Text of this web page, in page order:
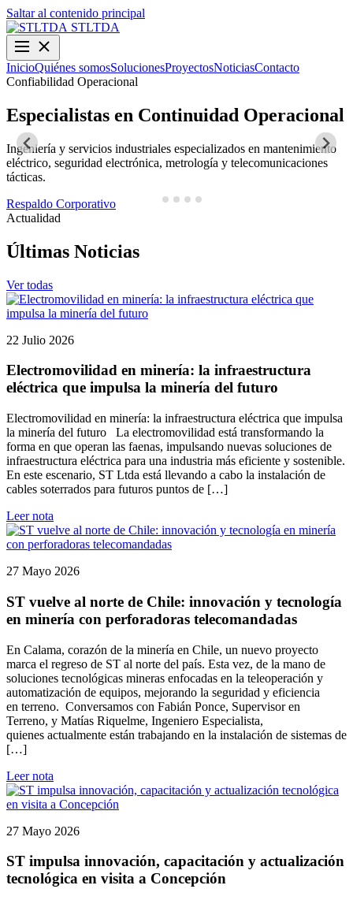
Saltar al contenido principal
STLTDA
InicioQuiénes somosSolucionesProyectosNoticiasContacto
Confiabilidad Operacional
Especialistas en Continuidad Operacional
Ingeniería y servicios industriales especializados en mantenimiento
eléctrico, seguridad electrónica, metrología y telecomunicaciones
tácticas.
Respaldo Corporativo
Actualidad
Últimas Noticias
Ver todas
22 Julio 2026
Electromovilidad en minería: la infraestructura
eléctrica que impulsa la minería del futuro
Electromovilidad en minería: la infraestructura eléctrica que impulsa
la minería del futuro La electromovilidad está transformando la
forma en que operan las faenas, impulsando nuevas soluciones de
infraestructura eléctrica para una industria más eficiente y sostenible.
En este escenario, ST Ltda está llevando a cabo la instalación de
cables soterrados para futuros puntos de […]
Leer nota
27 Mayo 2026
ST vuelve al norte de Chile: innovación y tecnología
en minería con perforadoras telecomandadas
En Calama, corazón de la minería en Chile, un nuevo proyecto
marca el regreso de ST al norte del país. Esta vez, de la mano de
soluciones tecnológicas mineras enfocadas en la teleoperación y
automatización de equipos, mejorando la seguridad y eficiencia
en terreno. Conversamos con Fabián Ponce, Supervisor en
Terreno, y Matías Riquelme, Ingeniero Especialista,
quienes actualmente están trabajando en la instalación de sistemas de
[…]
Leer nota
27 Mayo 2026
ST impulsa innovación, capacitación y actualización
tecnológica en visita a Concepción